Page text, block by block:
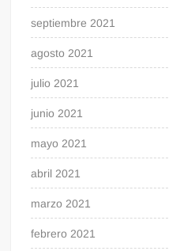
septiembre 2021
agosto 2021
julio 2021
junio 2021
mayo 2021
abril 2021
marzo 2021
febrero 2021